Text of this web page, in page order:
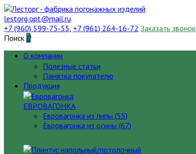
lestorg.opt@mail.ru
+7 (960) 599-75-55, +7 (961) 264-16-72 Заказать звонок
Поиск 0
О компании
Полезные статьи
Памятка покупателю
Продукция
ЕВРОВАГОНКА
Евровагонка из липы (55)
Евровагонка из осины (67)